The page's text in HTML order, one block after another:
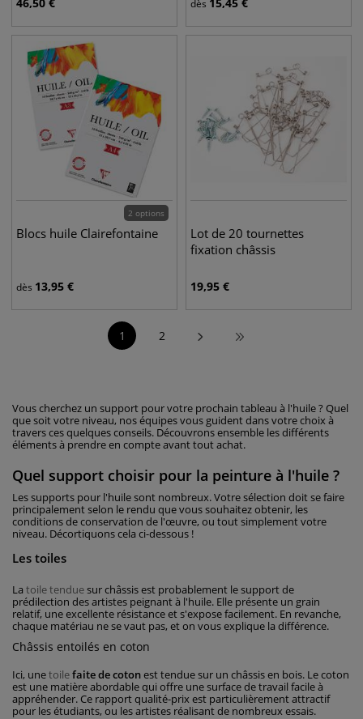
dès
2 options
Blocs huile Clairefontaine
dès 13,95 €
Lot de 20 tournettes
fixation châssis
19,95 €
1 2
Vous cherchez un support pour votre prochain tableau à l'huile ? Quel
que soit votre niveau, nos équipes vous guident dans votre choix à
travers ces quelques conseils. Découvrons ensemble les différents
éléments à prendre en compte avant tout achat.
Quel support choisir pour la peinture à l'huile ?
Les supports pour l'huile sont nombreux. Votre sélection doit se faire
principalement selon le rendu que vous souhaitez obtenir, les
conditions de conservation de l'œuvre, ou tout simplement votre
niveau. Décortiquons cela ci-dessous !
Les toiles
La toile tenduesur châssis est probablement le support de
prédilection des artistes peignant à l'huile. Elle présente un grain
relatif, une excellente résistance et s'expose facilement. En revanche,
chaque matériau ne se vaut pas, et on vous explique la différence.
Châssis entoilés en coton
Ici, unetoilefaite de cotonest tendue sur un châssis en bois. Le coton
est une matière abordable qui offre une surface de travail facile à
appréhender. Ce rapport qualité-prix est particulièrement attractif
pour les étudiants, ou les artistes réalisant de nombreux essais.